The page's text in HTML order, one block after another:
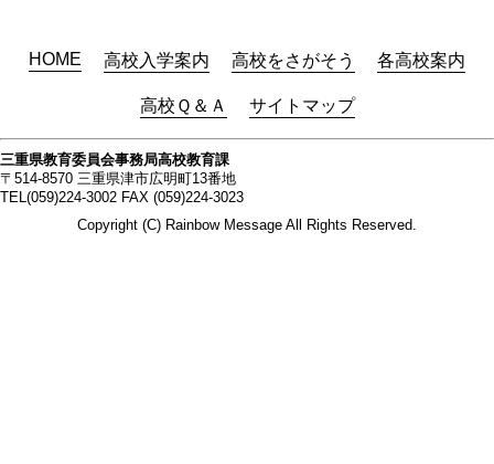
HOME 高校入学案内 高校をさがそう 各高校案内
高校Ｑ＆Ａ サイトマップ
三重県教育委員会事務局高校教育課
〒514-8570 三重県津市広明町13番地
TEL(059)224-3002 FAX (059)224-3023
Copyright (C) Rainbow Message All Rights Reserved.